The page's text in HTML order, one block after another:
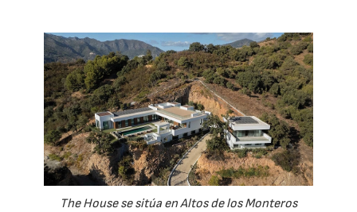
The House se sitúa en Altos de los Monteros